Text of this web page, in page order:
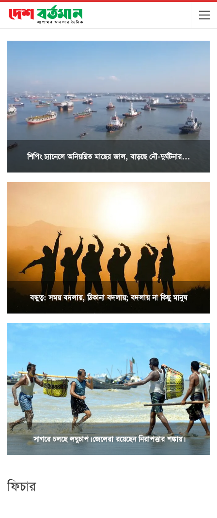
শিপিং চ্যানেলে অনিয়ন্ত্রিত মাছের জাল, বাড়ছে নৌ-দুর্ঘটনার…
বন্ধুত্ব: সময় বদলায়, ঠিকানা বদলায়; বদলায় না কিছু মানুষ
সাগরে চলছে লঘুচাপ। জেলেরা রয়েছেন নিরাপত্তার শঙ্কায়।
ফিচার